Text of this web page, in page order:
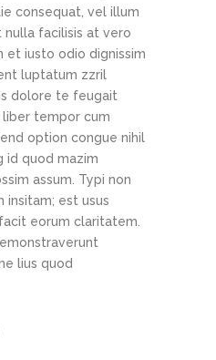
consequat, vel illum
facilisis at vero
et iusto odio dignissim
luptatum zzril
dolore te feugait
liber tempor cum
option congue nihil
id quod mazim
assum. Typi non
insitam; est usus
eorum claritatem.
lius quod